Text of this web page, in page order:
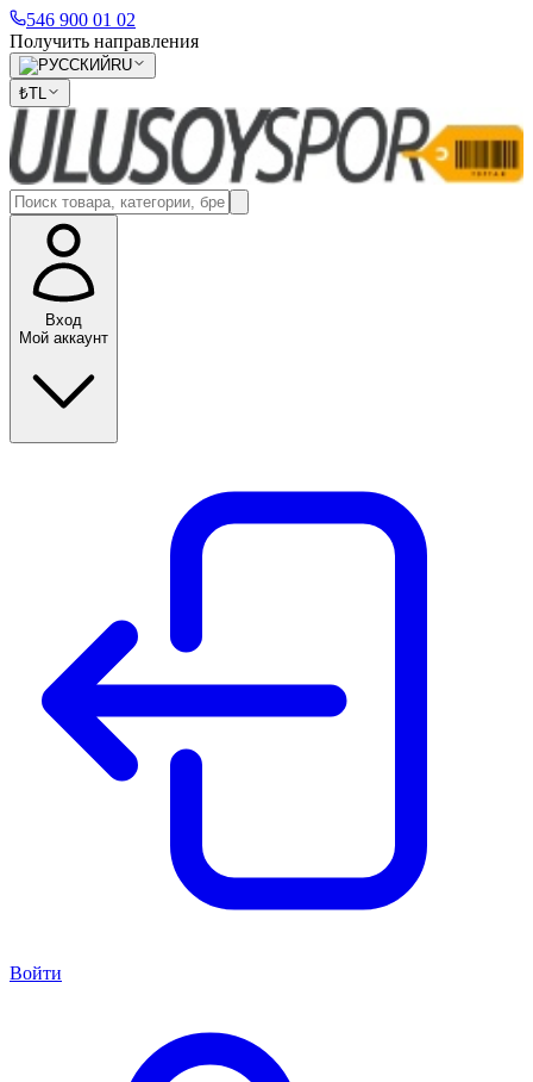
546 900 01 02
Получить направления
RU
₺TL
Вход
Мой аккаунт
Войти